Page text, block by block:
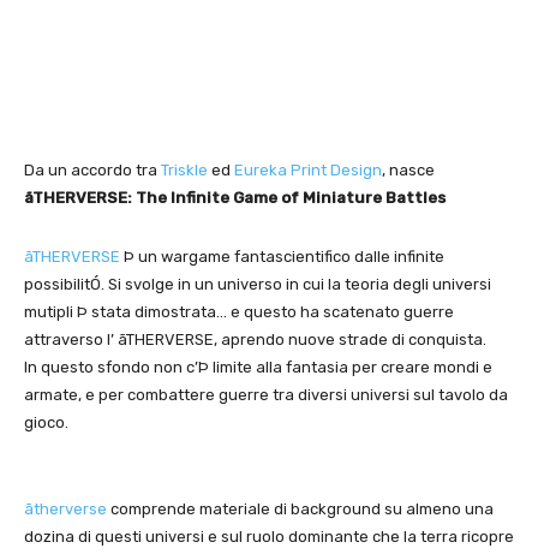
Da un accordo tra Triskle ed Eureka Print Design, nasce
ãTHERVERSE: The Infinite Game of Miniature Battles
ãTHERVERSE Þ un wargame fantascientifico dalle infinite
possibilitÓ. Si svolge in un universo in cui la teoria degli universi
mutipli Þ stata dimostrata… e questo ha scatenato guerre
attraverso l’ ãTHERVERSE, aprendo nuove strade di conquista.
In questo sfondo non c’Þ limite alla fantasia per creare mondi e
armate, e per combattere guerre tra diversi universi sul tavolo da
gioco.
ãtherverse comprende materiale di background su almeno una
dozina di questi universi e sul ruolo dominante che la terra ricopre